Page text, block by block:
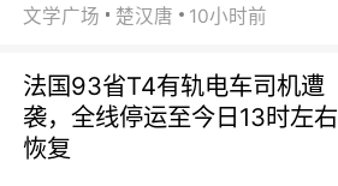
文学广场 楚汉唐 10小时前
法国93省T4有轨电车司机遭
袭，全线停运至今日13时左右
恢复